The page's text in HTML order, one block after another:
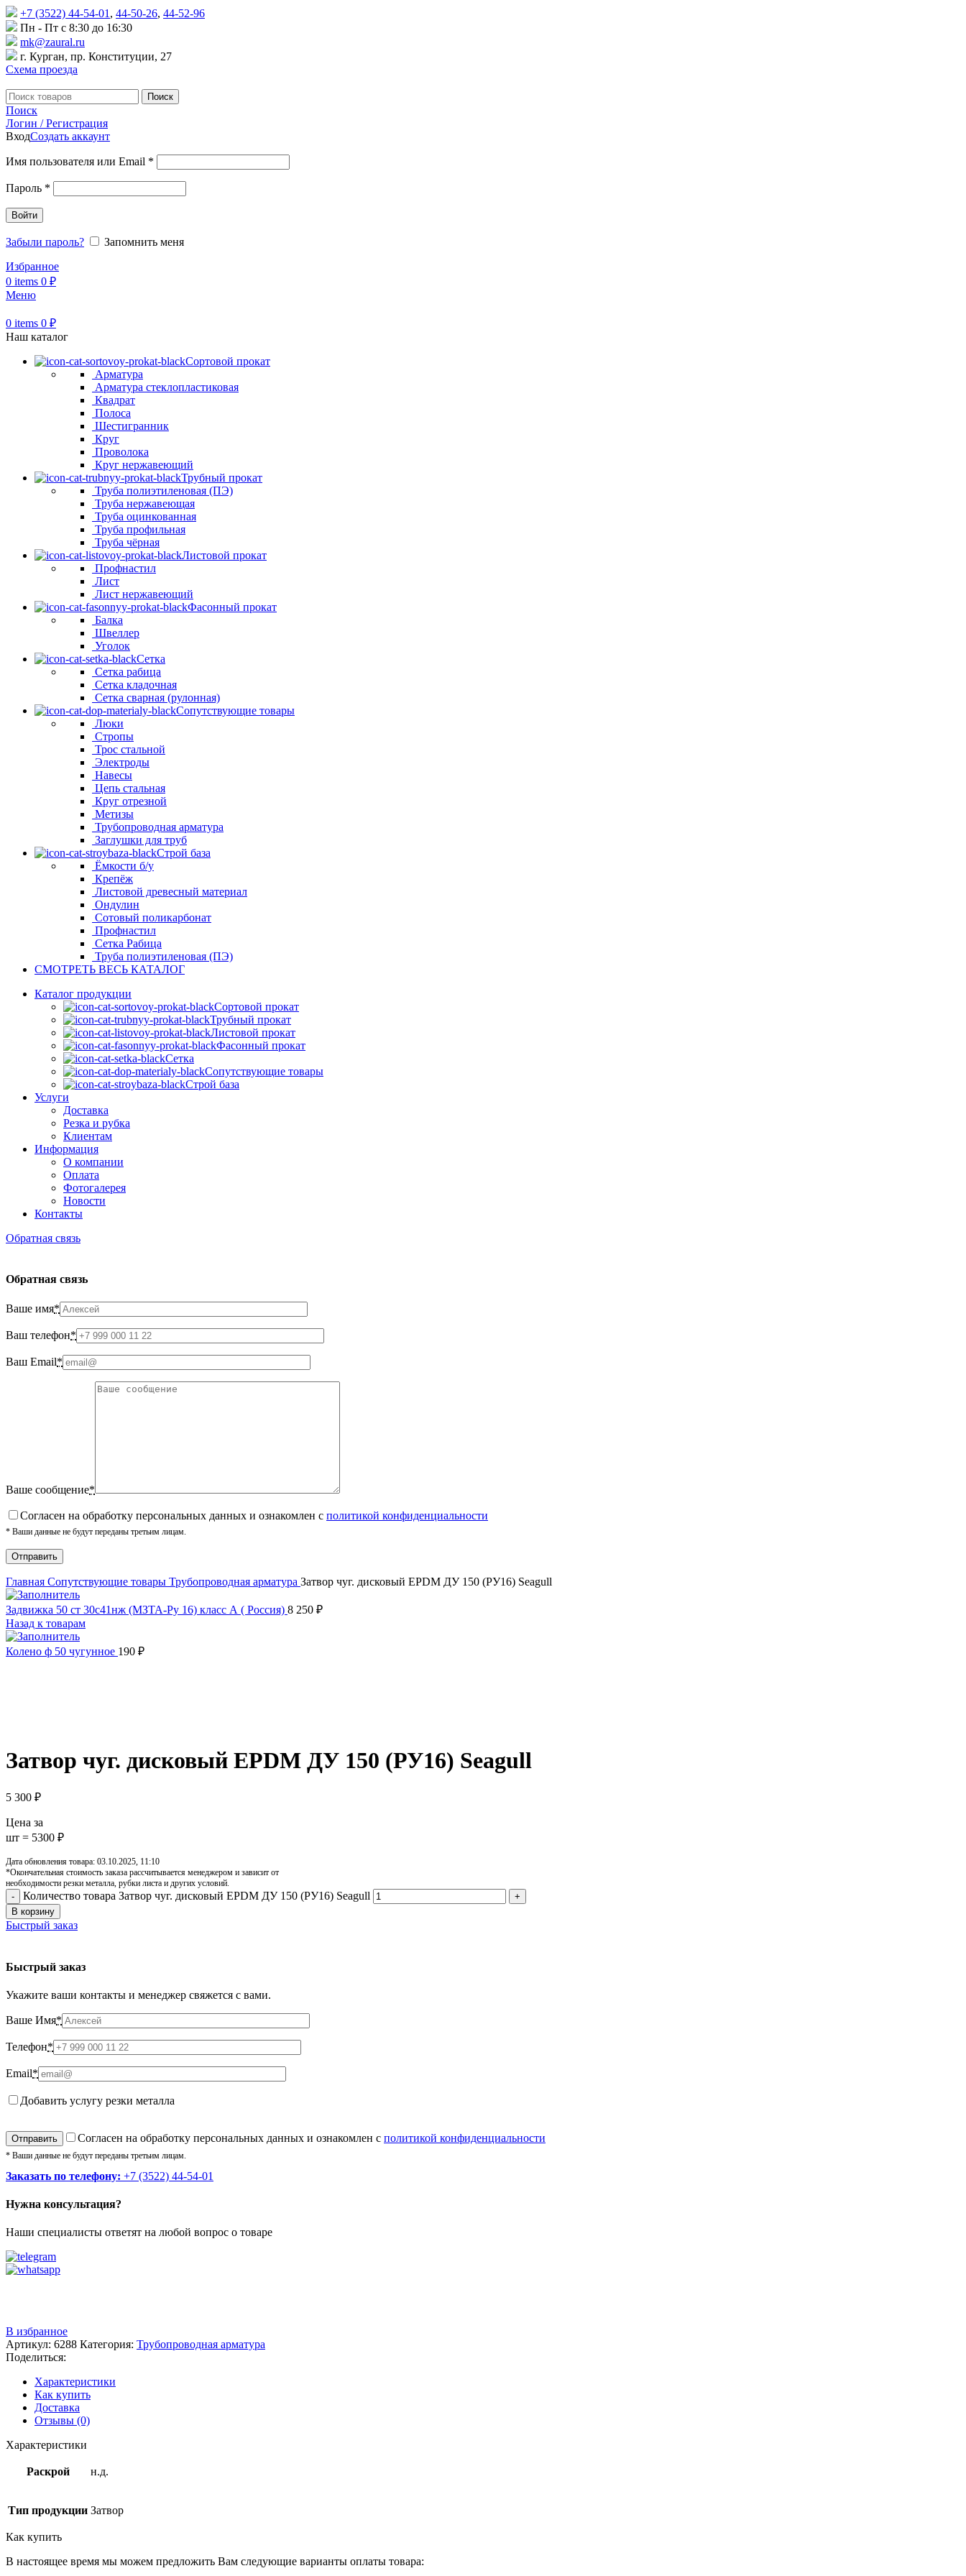
+7 (3522) 44-54-01 , 44-50-26, 44-52-96
Пн - Пт с 8:30 до 16:30
mk@zaural.ru
г. Курган, пр. Конституции, 27
Схема проезда
Поиск
Поиск
Логин / Регистрация
ВходСоздать аккаунт
Имя пользователя или Email *
Пароль *
Войти
Забыли пароль?
Запомнить меня
Избранное
0 items 0 ₽
Меню
0 items 0 ₽
Наш каталог
Сортовой прокат
Арматура
Арматура стеклопластиковая
Квадрат
Полоса
Шестигранник
Круг
Проволока
Круг нержавеющий
Трубный прокат
Труба полиэтиленовая (ПЭ)
Труба нержавеющая
Труба оцинкованная
Труба профильная
Труба чёрная
Листовой прокат
Профнастил
Лист
Лист нержавеющий
Фасонный прокат
Балка
Швеллер
Уголок
Сетка
Сетка рабица
Сетка кладочная
Сетка сварная (рулонная)
Сопутствующие товары
Люки
Стропы
Трос стальной
Электроды
Навесы
Цепь стальная
Круг отрезной
Метизы
Трубопроводная арматура
Заглушки для труб
Строй база
Ёмкости б/у
Крепёж
Листовой древесный материал
Ондулин
Сотовый поликарбонат
Профнастил
Сетка Рабица
Труба полиэтиленовая (ПЭ)
СМОТРЕТЬ ВЕСЬ КАТАЛОГ
Каталог продукции
Сортовой прокат
Трубный прокат
Листовой прокат
Фасонный прокат
Сетка
Сопутствующие товары
Строй база
Услуги
Доставка
Резка и рубка
Клиентам
Информация
О компании
Оплата
Фотогалерея
Новости
Контакты
Обратная связь
Обратная связь
Ваше имя*
Ваш телефон*
Ваш Email*
Ваше сообщение*
Cогласен на обработку персональных данных и ознакомлен с политикой конфиденциальности
* Ваши данные не будут переданы третьим лицам.
Главная Сопутствующие товары Трубопроводная арматура Затвор чуг. дисковый EPDM ДУ 150 (РУ16) Seagull
Задвижка 50 ст 30с41нж (МЗТА-Ру 16) класс А ( Россия) 8 250 ₽
Назад к товарам
Колено ф 50 чугунное 190 ₽
Затвор чуг. дисковый EPDM ДУ 150 (РУ16) Seagull
5 300 ₽
Цена за
шт = 5300 ₽
Дата обновления товара: 03.10.2025, 11:10
*Окончательная стоимость заказа рассчитывается менеджером и зависит от
необходимости резки металла, рубки листа и других условий.
Количество товара Затвор чуг. дисковый EPDM ДУ 150 (РУ16) Seagull
В корзину
Быстрый заказ
Быстрый заказ
Укажите ваши контакты и менеджер свяжется с вами.
Ваше Имя*
Телефон*
Email*
Добавить услугу резки металла
Cогласен на обработку персональных данных и ознакомлен с политикой конфиденциальности
* Ваши данные не будут переданы третьим лицам.
Заказать по телефону: +7 (3522) 44-54-01
Нужна консультация?
Наши специалисты ответят на любой вопрос о товаре
В избранное
Артикул: 6288 Категория: Трубопроводная арматура
Поделиться:
Характеристики
Как купить
Доставка
Отзывы (0)
Характеристики
Раскрой н.д.
Тип продукции Затвор
Как купить
В настоящее время мы можем предложить Вам следующие варианты оплаты товара: